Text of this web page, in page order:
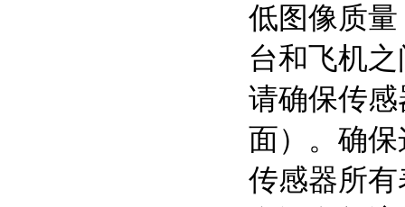
低图像质
台和飞机
请确保传
面）。确
传感器所